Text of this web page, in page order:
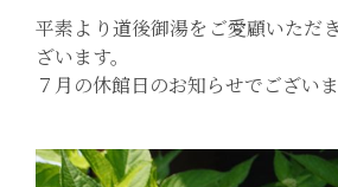
平素より道後御湯をご愛顧いただ
ざいます。
７月の休館日のお知らせでございま